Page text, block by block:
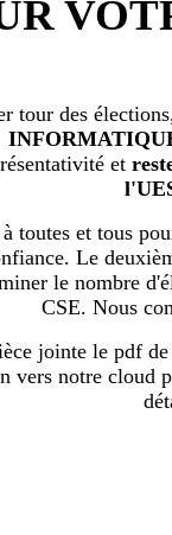
tour des
et
toutes et tous
Le
le nombre
CSE. Nous
jointe le pdf de
vers notre cloud